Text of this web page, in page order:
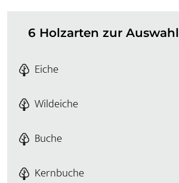
6 Holzarten zur Auswahl
Eiche
Wildeiche
Buche
Kernbuche